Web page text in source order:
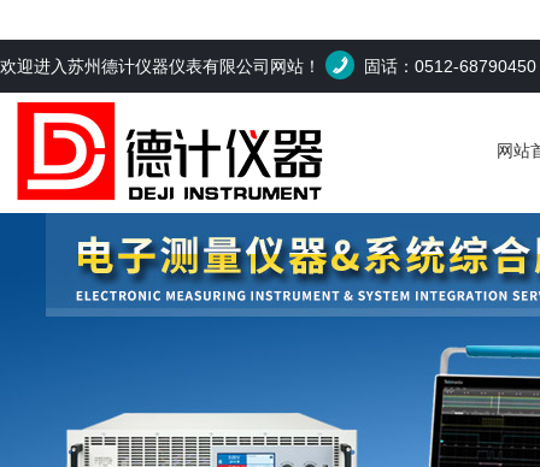
欢迎进入苏州德计仪器仪表有限公司网站！ 固话：0512-68790450
网站